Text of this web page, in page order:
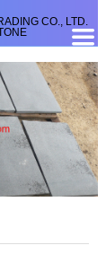
끀
CO., LTD.